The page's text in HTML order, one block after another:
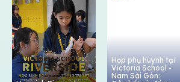
Họp phụ huynh tại
Victoria School -
Nam Sài Gòn: